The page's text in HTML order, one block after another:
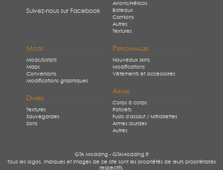
Suivez-nous sur Facebook
Avions/Hélicos
Bateaux
Camions
Autres
Textures
Mods
Mods/Scripts
Maps
Conversions
Modifications graphiques
Divers
Textures
Sauvegardes
Sons
Personnages
Nouveaux skins
Modifications
Vêtements et accessoires
Armes
Corps à corps
Pistolets
Fusils d'assaut / Mitraillettes
Armes lourdes
Autres
GTA Modding - GTAModding.fr
Tous les logos, marques et images de ce site sont les propriétés de leurs propriétaires
respectifs.